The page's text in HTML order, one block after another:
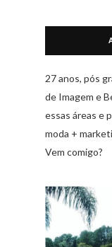
27 anos, pós
de Imagem e
essas áreas e
moda +
Vem comigo?